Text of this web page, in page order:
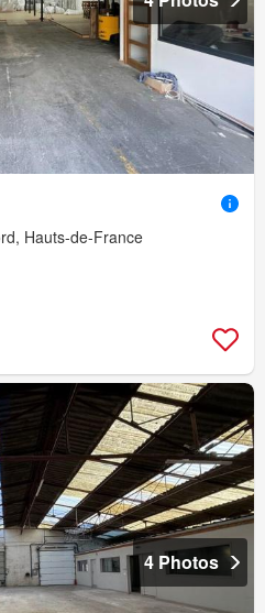
Hauts-de-France
4 Photos